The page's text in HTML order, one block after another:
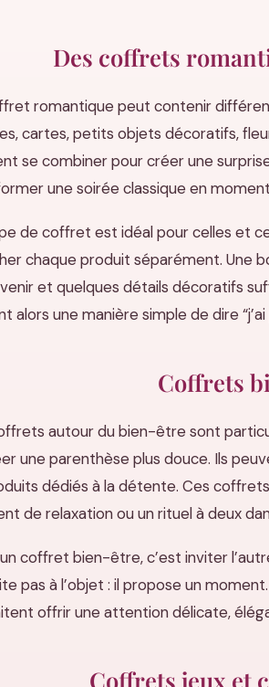
Des coffrets
romantique peut contenir
cartes, petits objets décoratifs,
se combiner pour créer une
une soirée classique en
de coffret est idéal pour celles et
chaque produit séparément. Une
et quelques détails décoratifs
alors une manière simple de dire “j’ai
Coffrets
autour du bien-être sont
une parenthèse plus douce. Ils
dédiés à la détente. Ces
de relaxation ou un rituel à deux
coffret bien-être, c’est inviter
pas à l’objet : il propose un
offrir une attention délicate,
Coffrets jeux et